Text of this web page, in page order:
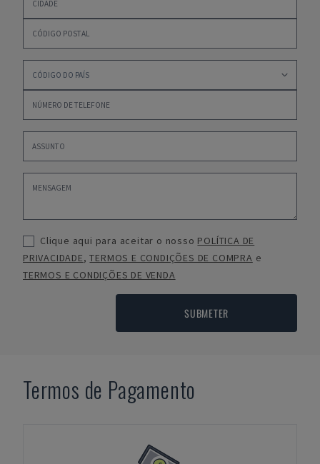
Clique aqui para aceitar o nosso POLÍTICA DE
PRIVACIDADE,TERMOS E CONDIÇÕES DE COMPRA e
TERMOS E CONDIÇÕES DE VENDA
SUBMETER
Termos de Pagamento